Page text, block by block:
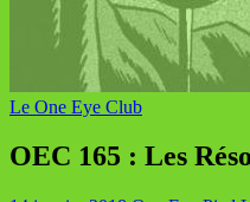
Le One Eye Club
OEC 165 : Les